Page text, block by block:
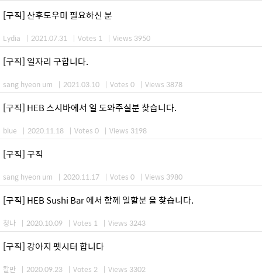
[구직] 산후도우미 필요하신 분
Lydia | 2021.07.31 | Votes 1 | Views 3950
[구직] 일자리 구합니다.
sang hyeon um | 2021.03.10 | Votes 0 | Views 3878
[구직] HEB 스시바에서 일 도와주실분 찾습니다.
blue | 2020.11.18 | Votes 0 | Views 3198
[구직] 구직
sang hyeon um | 2020.11.17 | Votes 0 | Views 3980
[구직] HEB Sushi Bar 에서 함께 일할분 을 찾습니다.
청나 | 2020.10.09 | Votes 1 | Views 3243
[구직] 강아지 펫시터 합니다
칼만 | 2020.09.23 | Votes 2 | Views 3302